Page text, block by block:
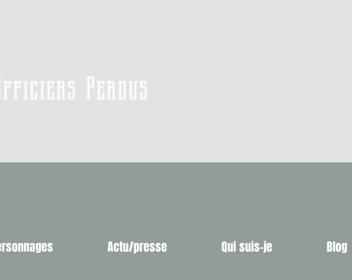
Perdus
Actu/presse Qui suis-je Blog